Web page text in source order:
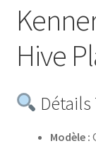
Hive
Modèle :